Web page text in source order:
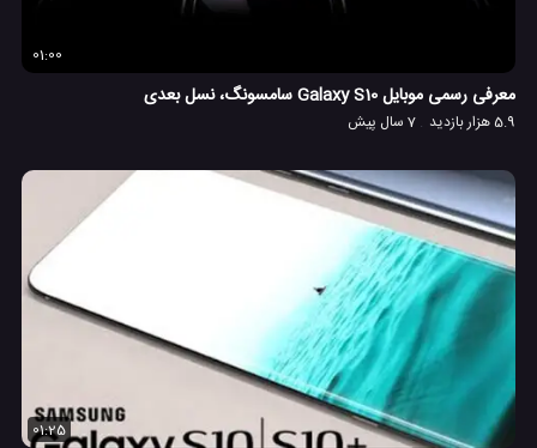
01:00
معرفی رسمی موبایل Galaxy S10 سامسونگ، نسل بعدی
5.9 هزار بازدید 7 سال پیش
01:25